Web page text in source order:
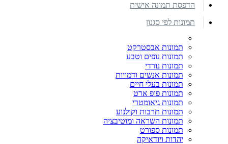
הדפסת תמונה אישית
תמונות לפי סגנון
תמונות אבסטרקט
תמונות נופים וטבע
תמונות נורדי
תמונות אנשים ודמויות
תמונות בעלי חיים
תמונות פופ ארט
תמונות גיאומטרי
תמונות תרבות וקולנוע
תמונות השראה ומוטיבציה
תמונות ספורט
יהדות ויודאיקה